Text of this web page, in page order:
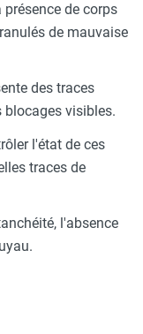
présence de corps
de mauvaise
des traces
blocages visibles.
l'état de ces
traces de
l'absence